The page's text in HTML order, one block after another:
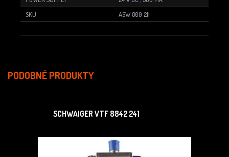
SKU
ASW 800 211
PODOBNÉ PRODUKTY
SCHWAIGER VTF 8842 241